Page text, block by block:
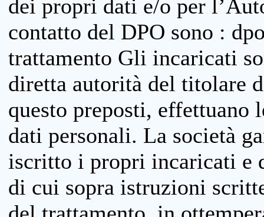
dei propri dati e/o per
contatto del DPO sono :
trattamento Gli incaricati
diretta autorità del titolare
questo preposti, effettuano
dati personali. La società
iscritto i propri incaricati e
di cui sopra istruzioni